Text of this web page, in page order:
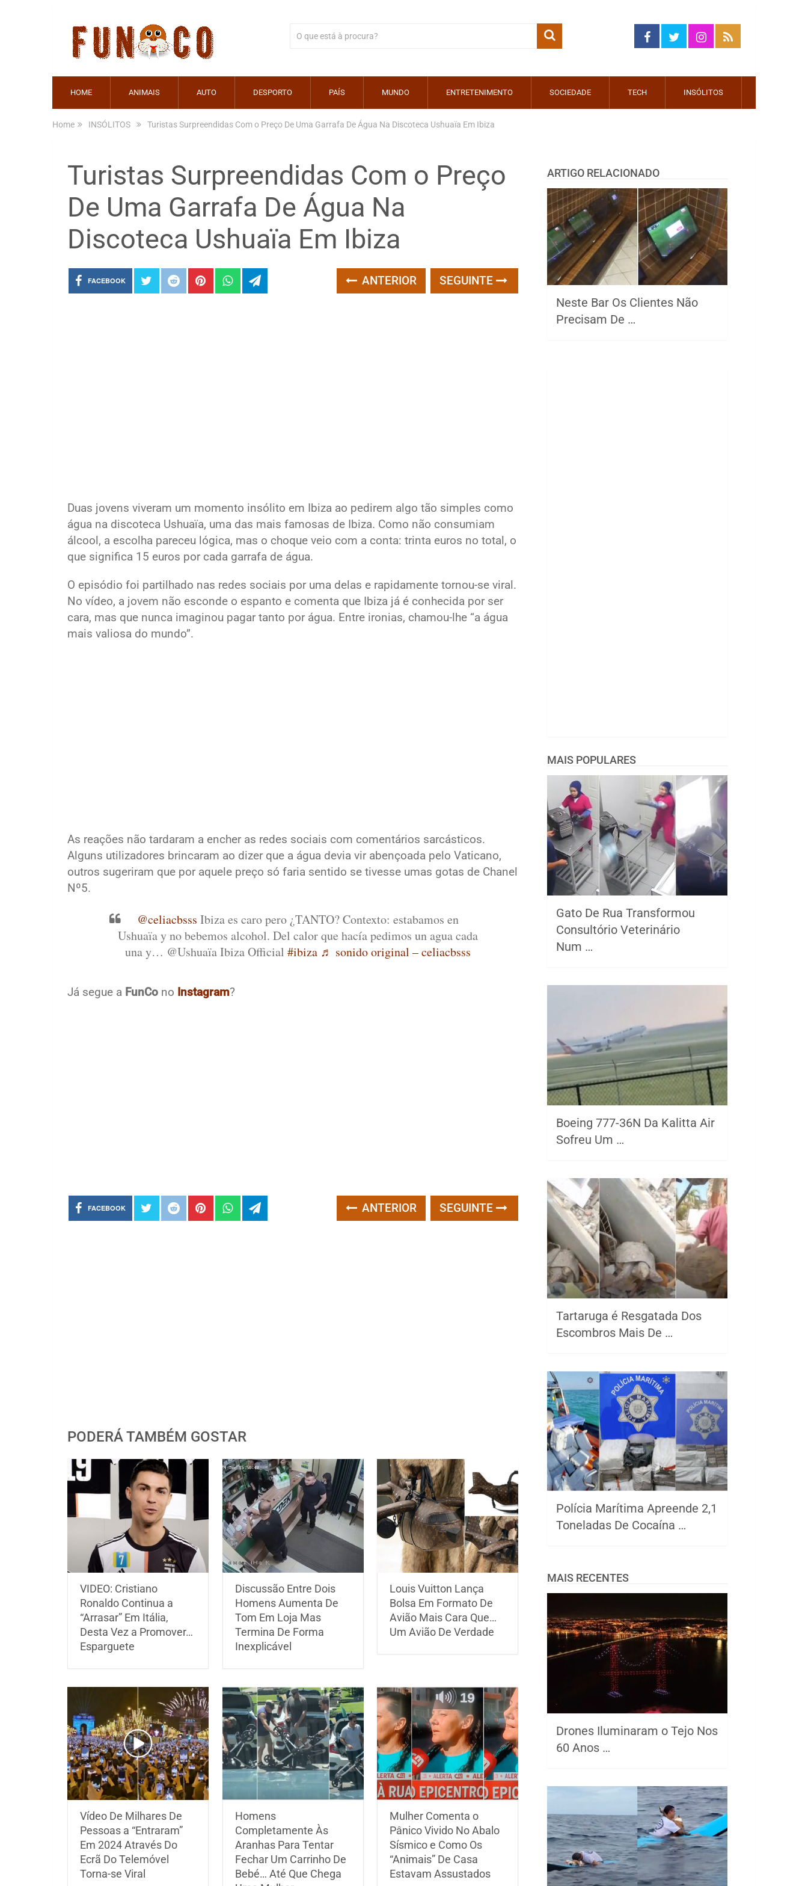
HOME ANIMAIS AUTO DESPORTO PAÍS MUNDO ENTRETENIMENTO SOCIEDADE TECH INSÓLITOS
Home INSÓLITOS Turistas Surpreendidas Com o Preço De Uma Garrafa De Água Na Discoteca Ushuaïa Em Ibiza
Turistas Surpreendidas Com o Preço
De Uma Garrafa De Água Na
Discoteca Ushuaïa Em Ibiza
FACEBOOK ANTERIOR SEGUINTE
Duas jovens viveram um momento insólito em Ibiza ao pedirem algo tão simples como
água na discoteca Ushuaïa, uma das mais famosas de Ibiza. Como não consumiam
álcool, a escolha pareceu lógica, mas o choque veio com a conta: trinta euros no total, o
que significa 15 euros por cada garrafa de água.
O episódio foi partilhado nas redes sociais por uma delas e rapidamente tornou-se viral.
No vídeo, a jovem não esconde o espanto e comenta que Ibiza já é conhecida por ser
cara, mas que nunca imaginou pagar tanto por água. Entre ironias, chamou-lhe “a água
mais valiosa do mundo”.
As reações não tardaram a encher as redes sociais com comentários sarcásticos.
Alguns utilizadores brincaram ao dizer que a água devia vir abençoada pelo Vaticano,
outros sugeriram que por aquele preço só faria sentido se tivesse umas gotas de Chanel
Nº5.
@celiacbsss Ibiza es caro pero ¿TANTO? Contexto: estabamos en
Ushuaïa y no bebemos alcohol. Del calor que hacía pedimos un agua cada
una y… @Ushuaïa Ibiza Official#ibiza ♬ sonido original – celiacbsss
Já segue a FunCo no Instagram?
FACEBOOK ANTERIOR SEGUINTE
PODERÁ TAMBÉM GOSTAR
VIDEO: Cristiano
Ronaldo Continua a
“Arrasar” Em Itália,
Desta Vez a Promover…
Esparguete
Discussão Entre Dois
Homens Aumenta De
Tom Em Loja Mas
Termina De Forma
Inexplicável
Louis Vuitton Lança
Bolsa Em Formato De
Avião Mais Cara Que…
Um Avião De Verdade
Vídeo De Milhares De
Pessoas a “Entraram”
Em 2024 Através Do
Ecrã Do Telemóvel
Torna-se Viral
Homens
Completamente Às
Aranhas Para Tentar
Fechar Um Carrinho De
Bebé… Até Que Chega
Mulher Comenta o
Pânico Vivido No Abalo
Sísmico e Como Os
“Animais” De Casa
Estavam Assustados
ARTIGO RELACIONADO
Neste Bar Os Clientes Não
Precisam De …
MAIS POPULARES
Gato De Rua Transformou
Consultório Veterinário
Num …
Boeing 777-36N Da Kalitta Air
Sofreu Um …
Tartaruga é Resgatada Dos
Escombros Mais De …
Polícia Marítima Apreende 2,1
Toneladas De Cocaína …
MAIS RECENTES
Drones Iluminaram o Tejo Nos
60 Anos …